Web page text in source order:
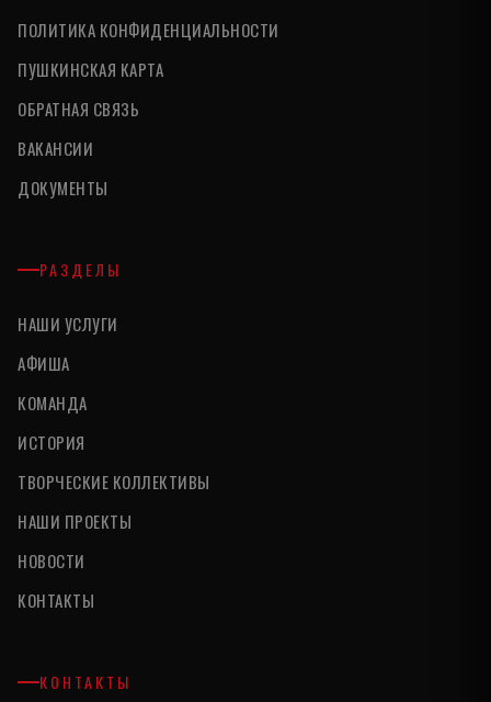
ПОЛИТИКА КОНФИДЕНЦИАЛЬНОСТИ
ПУШКИНСКАЯ КАРТА
ОБРАТНАЯ СВЯЗЬ
ВАКАНСИИ
ДОКУМЕНТЫ
РАЗДЕЛЫ
НАШИ УСЛУГИ
АФИША
КОМАНДА
ИСТОРИЯ
ТВОРЧЕСКИЕ КОЛЛЕКТИВЫ
НАШИ ПРОЕКТЫ
НОВОСТИ
КОНТАКТЫ
КОНТАКТЫ